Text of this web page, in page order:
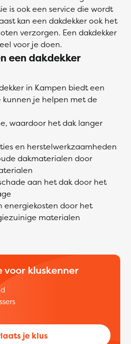
is ook een service die wordt
kan een dakdekker ook het
verzorgen. Een dakdekker
voor je doen.
een dakdekker
in Kampen biedt een
je helpen met de
waardoor het dak langer
en herstelwerkzaamheden
dakmaterialen door
aan het dak door het
energiekosten door het
materialen
voor kluskenner
je klus